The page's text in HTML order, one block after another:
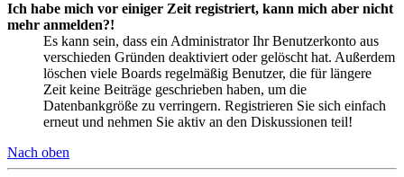
Ich habe mich vor einiger Zeit registriert, kann mich aber nicht
mehr anmelden?!
Es kann sein, dass ein Administrator Ihr Benutzerkonto aus
verschieden Gründen deaktiviert oder gelöscht hat. Außerdem
löschen viele Boards regelmäßig Benutzer, die für längere
Zeit keine Beiträge geschrieben haben, um die
Datenbankgröße zu verringern. Registrieren Sie sich einfach
erneut und nehmen Sie aktiv an den Diskussionen teil!
Nach oben